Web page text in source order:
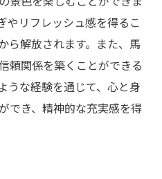
やリフレッシュ感を得るこ
ら解放されます。また、馬
頼関係を築くことができる
うな経験を通じて、心と身
でき、精神的な充実感を得